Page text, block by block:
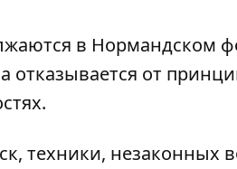
в Нормандском
отказывается от
техники,